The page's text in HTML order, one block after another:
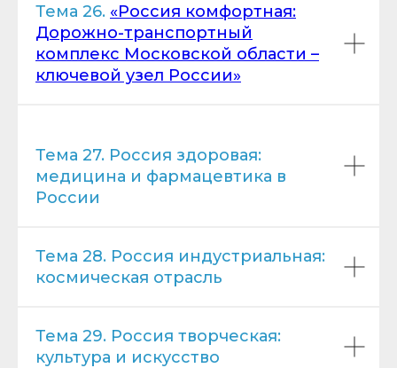
Тема 26. «Россия комфортная:
Дорожно-транспортный
комплекс Московской области –
ключевой узел России»
Тема 27. Россия здоровая:
медицина и фармацевтика в
России
Тема 28. Россия индустриальная:
космическая отрасль
Тема 29. Россия творческая:
культура и искусство